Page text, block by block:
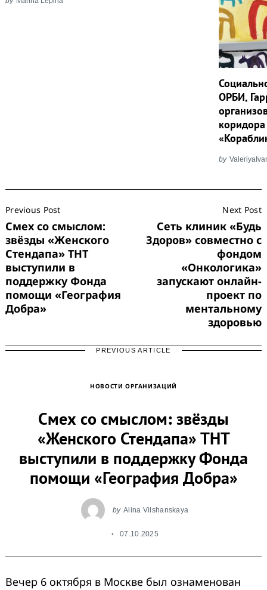
ОРБИ,
by
Navigation
Previous Post
Смех со смыслом:
звёзды «Женского
Стендапа» ТНТ
выступили в
поддержку Фонда
помощи «География
Добра»
Next Post
Сеть клиник «Будь
Здоров» совместно с
фондом
«Онкологика»
запускают онлайн-
проект по
ментальному
здоровью
PREVIOUS ARTICLE
НОВОСТИ ОРГАНИЗАЦИЙ
Смех со смыслом: звёзды
«Женского Стендапа» ТНТ
выступили в поддержку Фонда
помощи «География Добра»
by Alina Vilshanskaya
07.10.2025
Вечер 6 октября в Москве был ознаменован
for: